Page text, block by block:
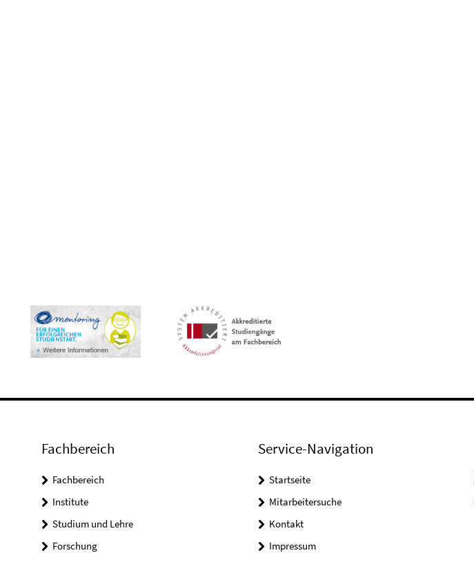
Fachbereich
Fachbereich
Institute
Studium und Lehre
Forschung
Service-Navigation
Startseite
Mitarbeitersuche
Kontakt
Impressum